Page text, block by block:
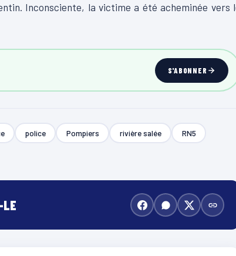
. Inconsciente, la victime a étéacheminée vers
S'ABONNER
police Pompiers rivière salée RN5
LE